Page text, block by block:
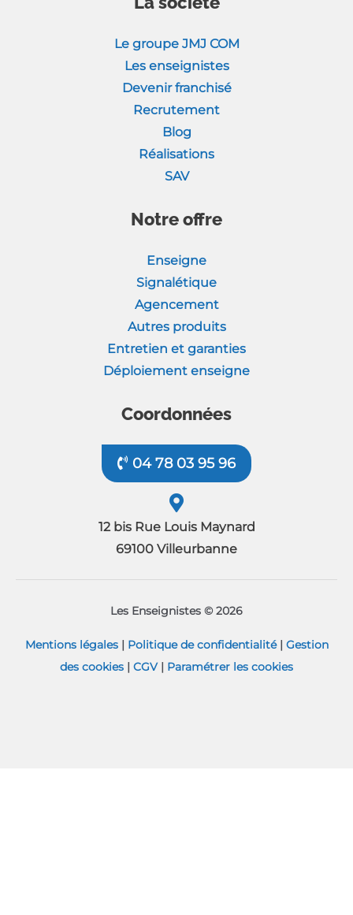
Le groupe JMJ COM
Les enseignistes
Devenir franchisé
Recrutement
Blog
Réalisations
SAV
Notre offre
Enseigne
Signalétique
Agencement
Autres produits
Entretien et garanties
Déploiement enseigne
Coordonnées
04 78 03 95 96
12 bis Rue Louis Maynard
69100 Villeurbanne
Les Enseignistes © 2026
Mentions légales| Politique de confidentialité| Gestion
des cookies | CGV| Paramétrer les cookies